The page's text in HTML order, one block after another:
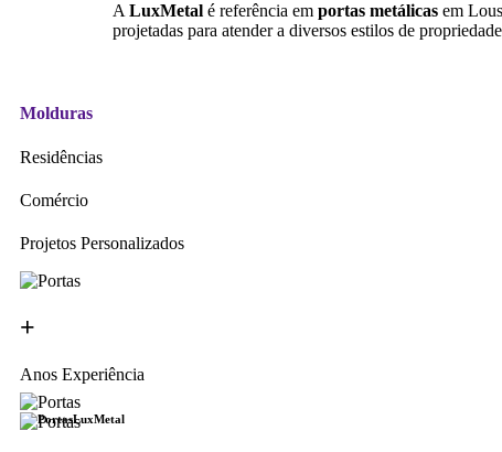
A LuxMetal é referência em portas metálicas em
projetadas para atender a diversos estilos de
Molduras
Residências
Comércio
Projetos Personalizados
+
Anos Experiência
LuxMetal